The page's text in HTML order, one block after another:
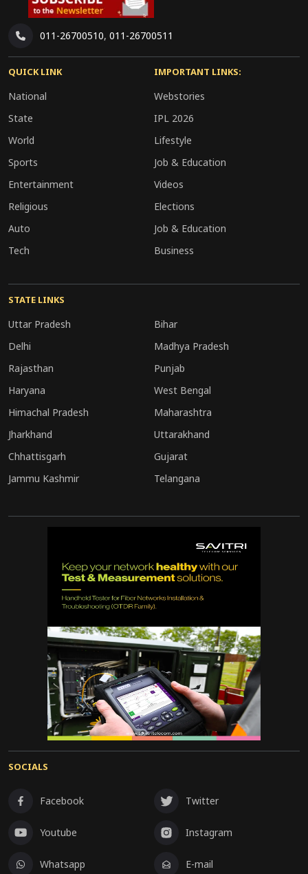
011-26700510, 011-26700511
QUICK LINK
National
State
World
Sports
Entertainment
Religious
Auto
Tech
IMPORTANT LINKS:
Webstories
IPL 2026
Lifestyle
Job & Education
Videos
Elections
Job & Education
Business
STATE LINKS
Uttar Pradesh
Bihar
Delhi
Madhya Pradesh
Rajasthan
Punjab
Haryana
West Bengal
Himachal Pradesh
Maharashtra
Jharkhand
Uttarakhand
Chhattisgarh
Gujarat
Jammu Kashmir
Telangana
SOCIALS
Facebook Twitter
Youtube Instagram
Whatsapp E-mail